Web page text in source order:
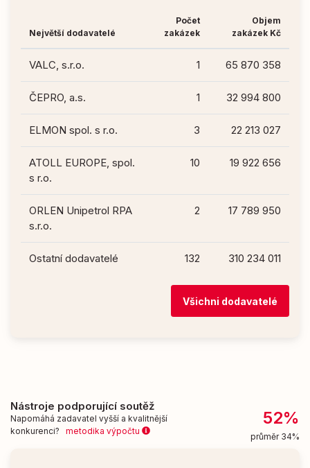
Největší dodavatelé
Počet
zakázek
Objem
zakázek Kč
VALC, s.r.o. 1 65 870 358
ČEPRO, a.s. 1 32 994 800
ELMON spol. s r.o. 3 22 213 027
ATOLL EUROPE, spol.
s r.o.
10 19 922 656
ORLEN Unipetrol RPA
s.r.o.
2 17 789 950
Ostatní dodavatelé 132 310 234 011
Všichni dodavatelé
Nástroje podporující soutěž
Napomáhá zadavatel vyšší a kvalitnější
konkurenci? metodika výpočtu
52%
průměr 34%